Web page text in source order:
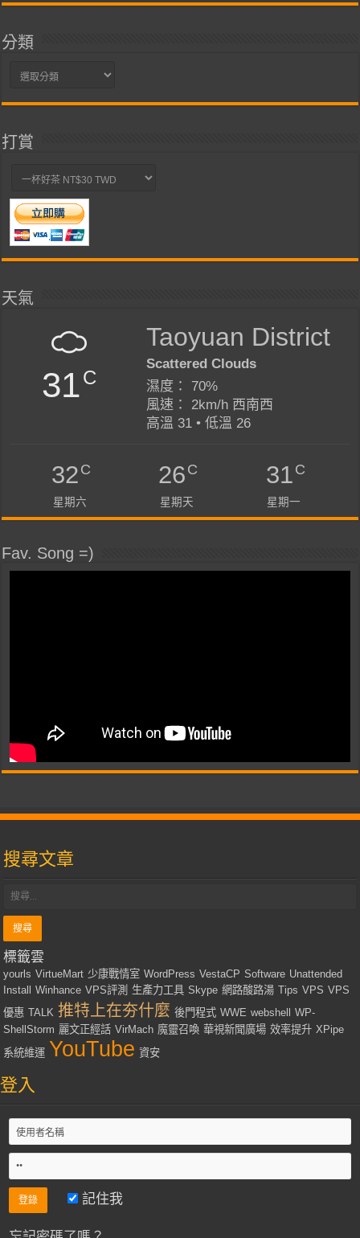
分類
分
打賞
天氣
31C
Taoyuan District
Scattered Clouds
濕度： 70%
風速： 2km/h 西南西
高溫 31 • 低溫 26
32C
星期六
26C
星期天
31C
星期一
Fav. Song =)
搜尋文章
標籤雲
yourls VirtueMart 少康戰情室 WordPress VestaCP Software Unattended
Install
Winhance VPS評測 生產力工具 Skype 網路酸路湯 Tips VPS VPS
優惠 TALK 推特上在夯什麼 後門程式 WWE webshell
WP-
ShellStorm 麗文正經話 VirMach 魔靈召喚 華視新聞廣場 效率提升 XPipe
系統維運 YouTube 資安
登入
記住我